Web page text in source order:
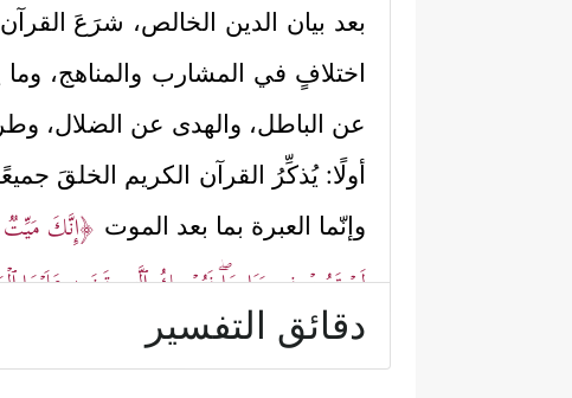
بعد بيان الدين الخالص، شرَعَ
اختلافٍ في المشارب والمناهج،
عن الباطل، والهدى عن الضلال،
أولًا: يُذكِّرُ القرآن الكريم الخلقَ
وإنّما العبرة بما بعد الموت ﴿إِنَّكَ مَیِّتࣱ
لَمۡ تَمُتۡ فِی مَنَامِهَاۖ فَیُمۡسِكُ ٱلَّتِی قَضَىٰ عَلَیۡهَا
وتباين إنّما كان نتيجة لافتراقهم
دقائق التفسير